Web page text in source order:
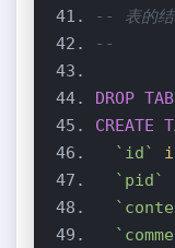
-- 表的
--
DROP
CREATE
`id`
`pid`